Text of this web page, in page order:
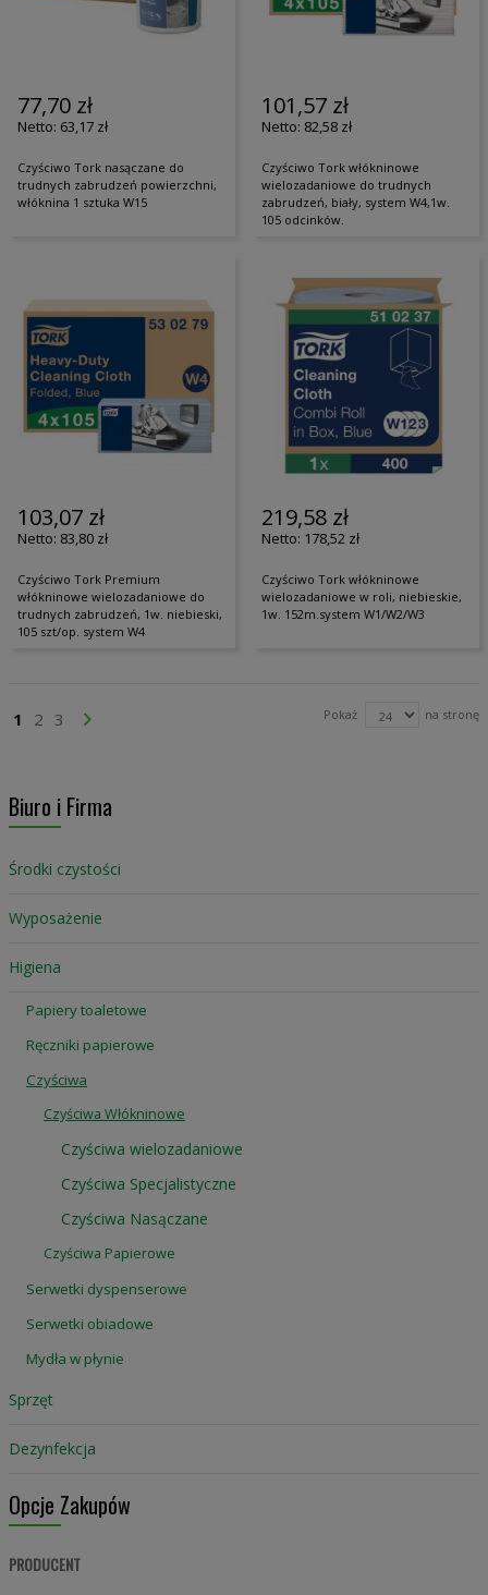
77,70 zł
63,17 zł
Czyściwo Tork nasączane do
trudnych zabrudzeń powierzchni,
włóknina 1 sztuka W15
101,57 zł
82,58 zł
Czyściwo Tork włókninowe
wielozadaniowe do trudnych
zabrudzeń, biały, system W4,1w.
105 odcinków.
103,07 zł
83,80 zł
Czyściwo Tork Premium
włókninowe wielozadaniowe do
trudnych zabrudzeń, 1w. niebieski,
105 szt/op. system W4
219,58 zł
178,52 zł
Czyściwo Tork włókninowe
wielozadaniowe w roli, niebieskie,
1w. 152m.system W1/W2/W3
Aktualnie czytasz stronę
1 Strona
2 Strona
3 Strona
Przejdź Dalej Pokaż na stronę
Biuro i Firma
Środki czystości
Wyposażenie
Higiena
Papiery toaletowe
Ręczniki papierowe
Czyściwa
Czyściwa Włókninowe
Czyściwa wielozadaniowe
Czyściwa Specjalistyczne
Czyściwa Nasączane
Czyściwa Papierowe
Serwetki dyspenserowe
Serwetki obiadowe
Mydła w płynie
Sprzęt
Dezynfekcja
Opcje Zakupów
PRODUCENT